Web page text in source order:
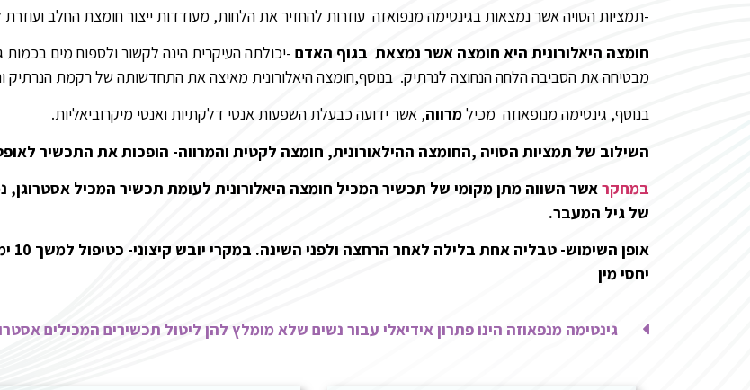
-תמציות הסויה אשר נמצאות בגינטימה מנפואזה עוזרות להחזיר את הלחות, מעודדות ייצור חומצת החלב
חומצה היאלורונית היא חומצה אשר נמצאת בגוף האדם -יכולתה העיקרית הינה לקשור ולספוח מים
מבטיחה את הסביבה הלחה הנחוצה לנרתיק. בנוסף,חומצה היאלורונית מאיצה את התחדשותה של רקמת הנרתיק
בנוסף, גינטימה מנופאוזה מכילמרווה, אשר ידועה כבעלת השפעות אנטי דלקתיות ואנטי מיקרוביאליות.
השילוב של תמציות הסויה ,החומצה ההילאורונית, חומצה לקטית והמרווה- הופכות את התכשיר
במחקראשר השווה מתן מקומי של תכשיר המכיל חומצה היאלורונית לעומת תכשיר המכיל אסטרוגן,
של גיל המעבר.
יחסי מין
גינטימה מנפאוזה הינו פתרון אידיאלי עבור נשים שלא מומלץ להן ליטול תכשירים המכילים